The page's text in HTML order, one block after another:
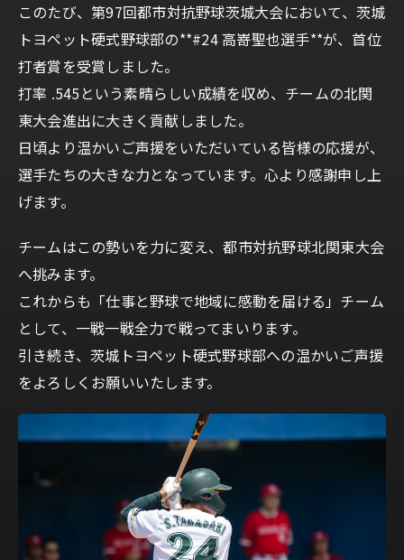
このたび、第97回都市対抗野球茨城大会において、茨城
トヨペット硬式野球部の**#24 高嵜聖也選手**が、首位
打者賞を受賞しました。
打率 .545という素晴らしい成績を収め、チームの北関
東大会進出に大きく貢献しました。
日頃より温かいご声援をいただいている皆様の応援が、
選手たちの大きな力となっています。心より感謝申し上
げます。
チームはこの勢いを力に変え、都市対抗野球北関東大会
へ挑みます。
これからも「仕事と野球で地域に感動を届ける」チーム
として、一戦一戦全力で戦ってまいります。
引き続き、茨城トヨペット硬式野球部への温かいご声援
をよろしくお願いいたします。